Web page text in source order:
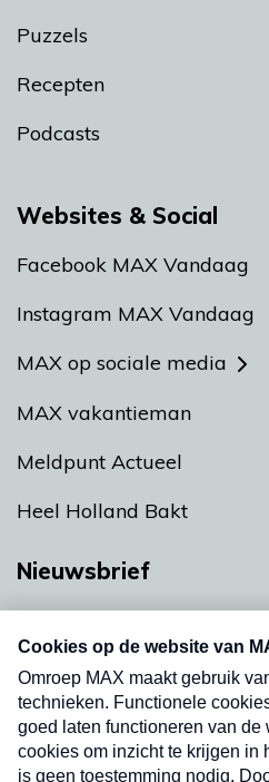
Puzzels
Recepten
Podcasts
Websites & Social
Facebook MAX Vandaag
Instagram MAX Vandaag
MAX op sociale media
MAX vakantieman
Meldpunt Actueel
Heel Holland Bakt
Nieuwsbrief
nieuwsbrief. Elke vrijdag-
uw mailbox.